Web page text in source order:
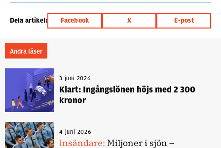
Dela artikel: Facebook X E-post
Andra läser
3 juni 2026
Klart: Ingångslönen höjs med 2 300
kronor
4 juni 2026
Insändare: Miljoner i sjön –